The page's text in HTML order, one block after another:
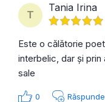
T
Tania Irina
Este o călătorie
interbelic, dar și prin
sale
0 Răspunde